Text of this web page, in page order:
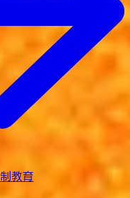
教育